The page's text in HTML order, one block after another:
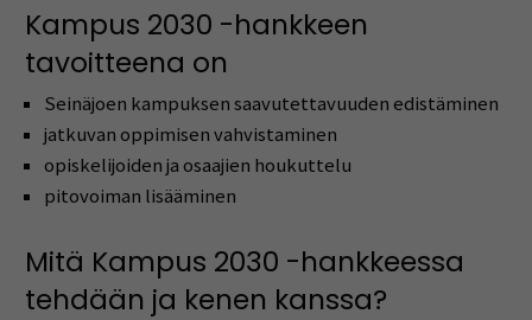
Kampus 2030 -hankkeen
tavoitteena on
Seinäjoen kampuksen saavutettavuuden edistäminen
jatkuvan oppimisen vahvistaminen
opiskelijoiden ja osaajien houkuttelu
pitovoiman lisääminen
Mitä Kampus 2030 -hankkeessa
tehdään ja kenen kanssa?